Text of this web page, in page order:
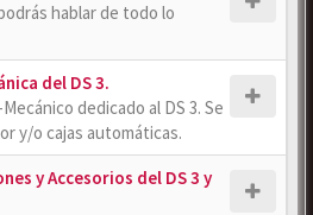
hablar de todo lo
del DS 3.
dedicado al DS 3. Se
y/o cajas automáticas.
y Accesorios del DS 3 y